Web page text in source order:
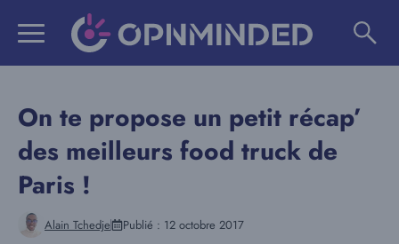
On te propose un petit récap’
des meilleurs food truck de
Paris !
Alain Tchedje Publié : 12 octobre 2017